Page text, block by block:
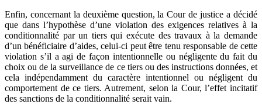
Enfin, concernant la deuxième question, la Cour de justice a décidé
que dans l’hypothèse d’une violation des exigences relatives à la
conditionnalité par un tiers qui exécute des travaux à la demande
d’un bénéficiaire d’aides, celui-ci peut être tenu responsable de cette
violation s’il a agi de façon intentionnelle ou négligente du fait du
choix ou de la surveillance de ce tiers ou des instructions données, et
cela indépendamment du caractère intentionnel ou négligent du
comportement de ce tiers. Autrement, selon la Cour, l’effet incitatif
des sanctions de la conditionnalité serait vain.